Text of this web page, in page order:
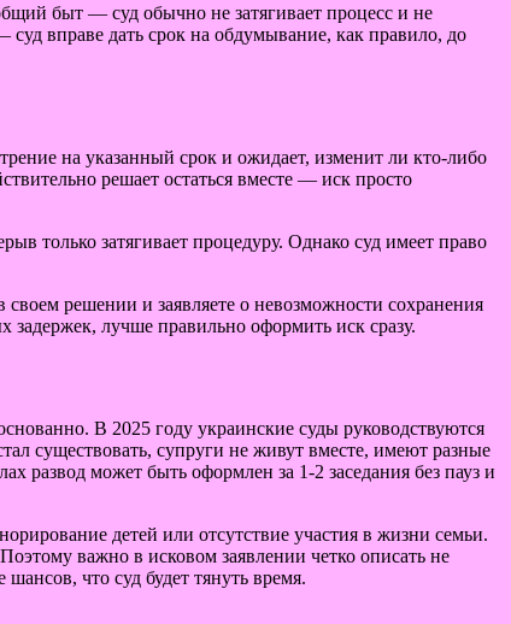
быт — суд обычно не затягивает процесс и не
суд вправе дать срок на обдумывание, как правило, до
на указанный срок и ожидает, изменит ли кто-либо
решает остаться вместе — иск просто
только затягивает процедуру. Однако суд имеет право
решении и заявляете о невозможности сохранения
задержек, лучше правильно оформить иск сразу.
В 2025 году украинские суды руководствуются
существовать, супруги не живут вместе, имеют разные
может быть оформлен за 1-2 заседания без пауз и
детей или отсутствие участия в жизни семьи.
важно в исковом заявлении четко описать не
что суд будет тянуть время.